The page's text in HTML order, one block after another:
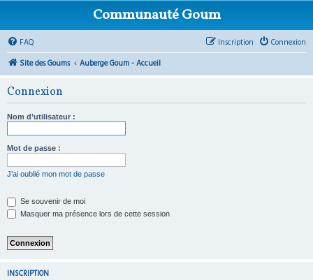
Communauté Goum
FAQ Connexion
Inscription
Site des Goums
Auberge Goum - Accueil
Connexion
Nom d’utilisateur :
Mot de passe :
J’ai oublié mon mot de passe
Se souvenir de moi
Masquer ma présence lors de cette session
INSCRIPTION